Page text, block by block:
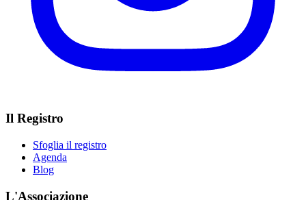
Il Registro
Sfoglia il registro
Agenda
Blog
L'Associazione